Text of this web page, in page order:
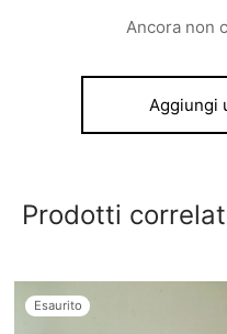
Ancora non
Aggiungi
Prodotti
Esaurito